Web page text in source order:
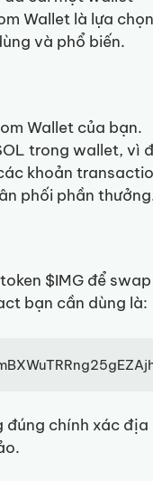
Wallet là lựa chọn
và phổ biến.
Wallet của bạn.
trong wallet, vì
khoản
phối phần
$IMG để swap
bạn cần dùng là:
đúng chính xác địa